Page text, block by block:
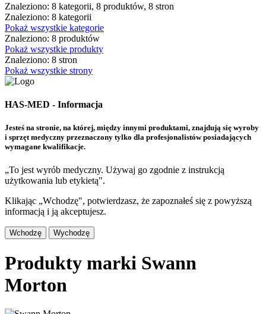
Znaleziono: 8 kategorii, 8 produktów, 8 stron
Znaleziono: 8 kategorii
Pokaż wszystkie kategorie
Znaleziono: 8 produktów
Pokaż wszystkie produkty
Znaleziono: 8 stron
Pokaż wszystkie strony
HAS-MED - Informacja
Jesteś na stronie, na której, między innymi produktami, znajdują się wyroby
i sprzęt medyczny przeznaczony tylko dla profesjonalistów posiadających
wymagane kwalifikacje.
„To jest wyrób medyczny. Używaj go zgodnie z instrukcją
użytkowania lub etykietą".
Klikając „Wchodzę", potwierdzasz, że zapoznałeś się z powyższą
informacją i ją akceptujesz.
Wchodzę Wychodzę
Produkty marki Swann
Morton